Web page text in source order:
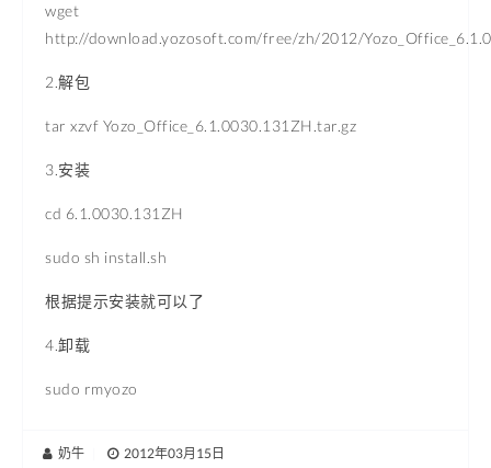
wget
http://download.yozosoft.com/free/zh/2012/
2.解包
tar xzvf Yozo_Office_6.1.0030.131ZH.tar.gz
3.安装
cd 6.1.0030.131ZH
sudo sh install.sh
根据提示安装就可以了
4.卸载
sudo rmyozo
奶牛 2012年03月15日